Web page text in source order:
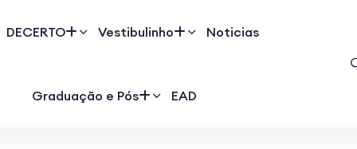
DECERTO Vestibulinho Noticias
Graduação e Pós EAD